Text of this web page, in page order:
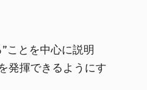
ことを中心に説明
発揮できるようにす